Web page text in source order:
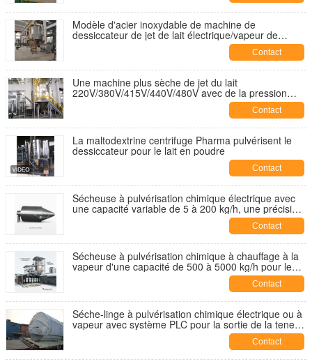
Modèle d'acier inoxydable de machine de
dessiccateur de jet de lait électrique/vapeur de
Contact
Une machine plus sèche de jet du lait
220V/380V/415V/440V/480V avec de la pression
d'admission 0.2-0.6Mpa et la méthode Contact
La maltodextrine centrifuge Pharma pulvérisent le
dessiccateur pour le lait en poudre
Contact
Sécheuse à pulvérisation chimique électrique avec
une capacité variable de 5 à 200 kg/h, une précision
de chauffage électrique PID et une capacitéContact
Sécheuse à pulvérisation chimique à chauffage à la
vapeur d'une capacité de 500 à 5000 kg/h pour le
traitement des aliments à haute humiditéContact
Séche-linge à pulvérisation chimique électrique ou à
vapeur avec système PLC pour la sortie de la teneur
Contact